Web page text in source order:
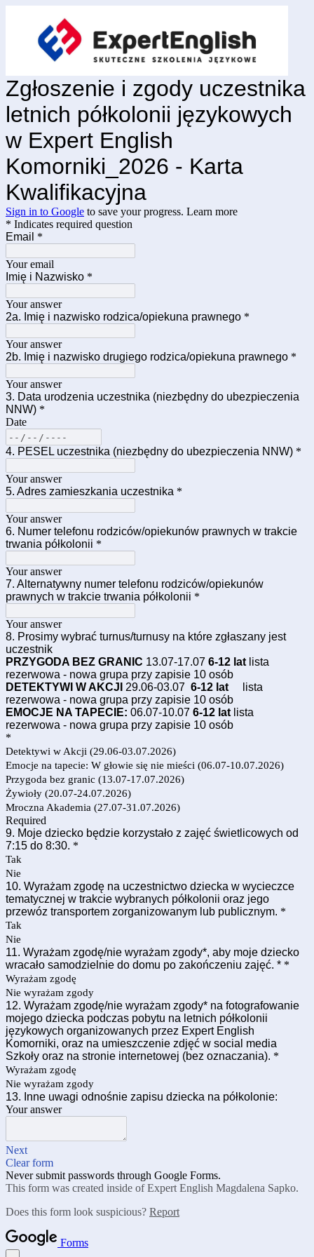
Zgłoszenie i zgody uczestnika
letnich półkolonii językowych
w Expert English
Komorniki_2026 - Karta
Kwalifikacyjna
Sign in to Google to save your progress. Learn more
* Indicates required question
Email *
Your email
Imię i Nazwisko *
Your answer
2a. Imię i nazwisko rodzica/opiekuna prawnego *
Your answer
2b. Imię i nazwisko drugiego rodzica/opiekuna prawnego *
Your answer
3. Data urodzenia uczestnika (niezbędny do ubezpieczenia
NNW) *
Date
4. PESEL uczestnika (niezbędny do ubezpieczenia NNW) *
Your answer
5. Adres zamieszkania uczestnika *
Your answer
6. Numer telefonu rodziców/opiekunów prawnych w trakcie
trwania półkolonii *
Your answer
7. Alternatywny numer telefonu rodziców/opiekunów
prawnych w trakcie trwania półkolonii *
Your answer
8. Prosimy wybrać turnus/turnusy na które zgłaszany jest
uczestnik
PRZYGODA BEZ GRANIC 13.07-17.07 6-12 lat lista
rezerwowa - nowa grupa przy zapisie 10 osób
DETEKTYWI W AKCJI 29.06-03.07 6-12 lat lista
rezerwowa - nowa grupa przy zapisie 10 osób
EMOCJE NA TAPECIE: 06.07-10.07 6-12 lat lista
rezerwowa - nowa grupa przy zapisie 10 osób
*
Detektywi w Akcji (29.06-03.07.2026)
Emocje na tapecie: W głowie się nie mieści (06.07-10.07.2026)
Przygoda bez granic (13.07-17.07.2026)
Żywioły (20.07-24.07.2026)
Mroczna Akademia (27.07-31.07.2026)
Required
9. Moje dziecko będzie korzystało z zajęć świetlicowych od
7:15 do 8:30. *
Tak
Nie
10. Wyrażam zgodę na uczestnictwo dziecka w wycieczce
tematycznej w trakcie wybranych półkolonii oraz jego
przewóz transportem zorganizowanym lub publicznym. *
Tak
Nie
11. Wyrażam zgodę/nie wyrażam zgody*, aby moje dziecko
wracało samodzielnie do domu po zakończeniu zajęć. * *
Wyrażam zgodę
Nie wyrażam zgody
12. Wyrażam zgodę/nie wyrażam zgody* na fotografowanie
mojego dziecka podczas pobytu na letnich półkolonii
językowych organizowanych przez Expert English
Komorniki, oraz na umieszczenie zdjęć w social media
Szkoły oraz na stronie internetowej (bez oznaczania). *
Wyrażam zgodę
Nie wyrażam zgody
13. Inne uwagi odnośnie zapisu dziecka na półkolonie:
Your answer
Next
Clear form
Never submit passwords through Google Forms.
This form was created inside of Expert English Magdalena Sapko.
Does this form look suspicious? Report
Forms